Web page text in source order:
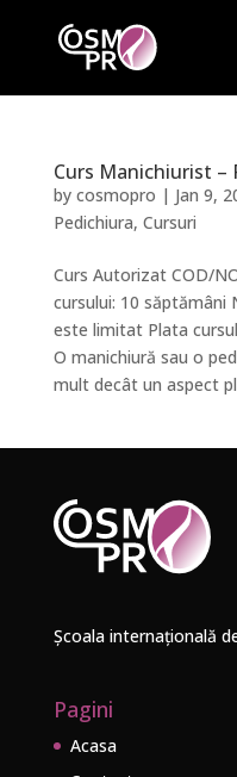
Curs Manichiurist –
by cosmopro | Jan 9,
Pedichiura, Cursuri
Curs Autorizat COD/
cursului: 10 săptămâni
este limitat Plata
O manichiură sau o
mult decât un aspect
Școala internațională
Pagini
Acasa